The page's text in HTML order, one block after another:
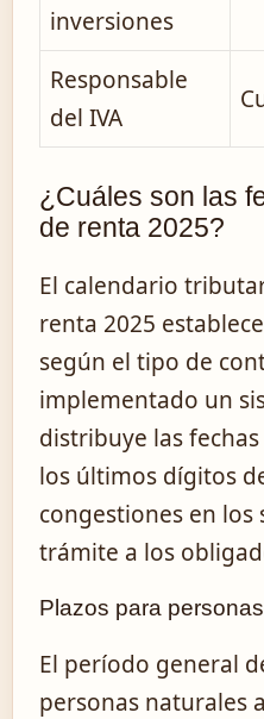
inversiones
Responsable
del IVA
¿Cuáles son las
de renta 2025?
El calendario
renta 2025
según el tipo de
implementado un
distribuye las
los últimos dígitos
congestiones en los
trámite a los
Plazos para
El período general
personas naturales